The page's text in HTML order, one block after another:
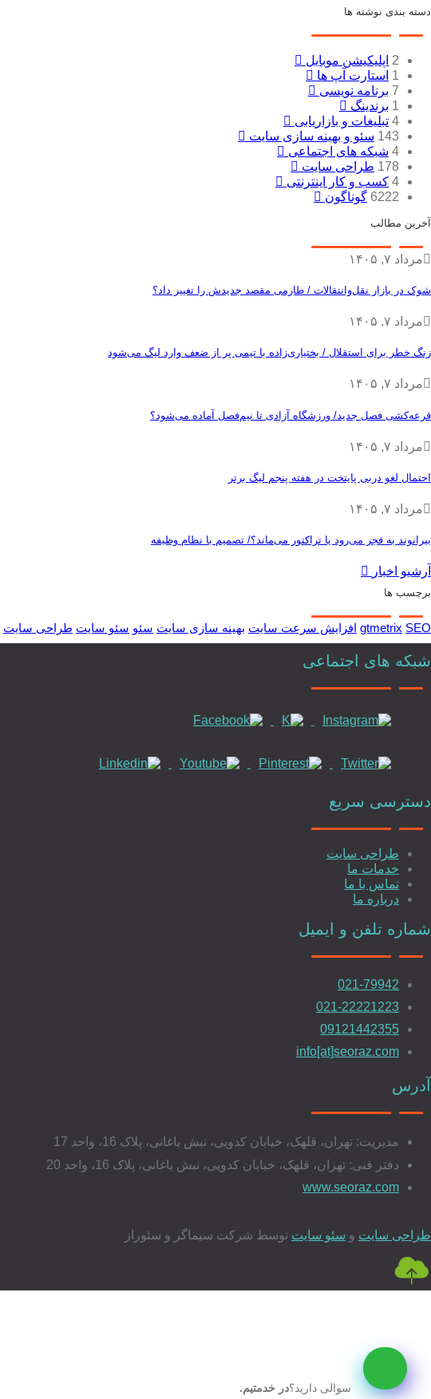
دسته بندی نوشته ها
2 اپلیکیشن موبایل
1 استارت آپ ها
7 برنامه نویسی
1 برندینگ
4 تبلیغات و بازاریابی
143 سئو و بهینه سازی سایت
4 شبکه های اجتماعی
178 طراحی سایت
4 کسب و کار اینترنتی
6222 گوناگون
آخرین مطالب
مرداد ۷, ۱۴۰۵
شوک در بازار نقل‌وانتقالات / طارمی مقصد جدیدش را تغییر داد؟
مرداد ۷, ۱۴۰۵
زنگ خطر برای استقلال / بختیاری‌زاده با تیمی پر از ضعف وارد لیگ می‌شود
مرداد ۷, ۱۴۰۵
قرعه‎‌کشی فصل جدید/ ورزشگاه آزادی تا نیم‌فصل آماده می‌شود؟
مرداد ۷, ۱۴۰۵
احتمال لغو دربی پایتخت در هفته پنجم لیگ برتر
مرداد ۷, ۱۴۰۵
بیرانوند به فجر می‌رود یا تراکتور می‌ماند؟/ تصمیم با نظام وظیفه
آرشیو اخبار
برچسب ها
gtmetrix SEO افزایش سرعت سایت بهینه سازی سایت سئو سئو سایت طراحی سایت
شبکه های اجتماعی
دسترسی سریع
طراحی سایت
خدمات ما
تماس با ما
درباره ما
شماره تلفن و ایمیل
021-79942
021-22221223
09121442355
info[at]seoraz.com
آدرس
مدیریت: تهران، قلهک، خیابان کدویی، نبش باغانی، پلاک 16، واحد 17
دفتر فنی: تهران، قلهک، خیابان کدویی، نبش باغانی، پلاک 16، واحد 20
www.seoraz.com
طراحی سایت و سئو سایت توسط شرکت سیماگر و سئوراز
سوالی دارید؟در خدمتیم.